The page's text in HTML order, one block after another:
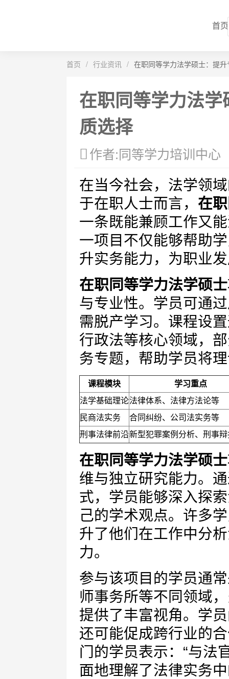
首页
首页 / 行业资讯 / 在职同等学力法学硕士：提
在职同等学力法
质选择
作者:同等学力培训中心
在当今社会，法学领
于在职人士而言， 在
一条既能兼顾工作又
一项目不仅能够帮助
升实务能力，为职业
在职同等学力法学硕士
与专业性。学员可通
需脱产学习。课程设
行政法等核心领域，
务专题，帮助学员将
课程模块
学习重点
法学基础理论法律体系、法律方法论等
民商法实务
合同纠纷、公司法实务等
刑事法律前沿新型犯罪案例分析、刑事
在职同等学力法学硕士
维与独立研究能力。
式，学员能够深入探
己的学术观点。许多
升了他们在工作中分
力。
参与该项目的学员通
师事务所等不同领域
提供了丰富视角。学
还可能促成跨行业的
门的学员表示：“与法
面地理解了法律实务